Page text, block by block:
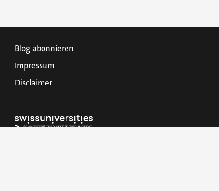
Blog abonnieren
Impressum
Disclaimer